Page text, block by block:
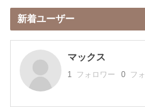
新着ユーザー
マックス
1 フォロワー 0 フ